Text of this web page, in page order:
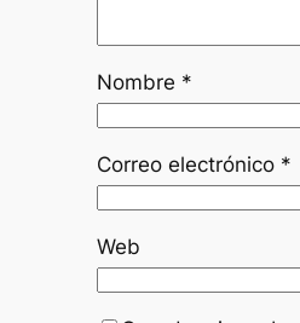
Nombre *
Correo electrónico *
Web